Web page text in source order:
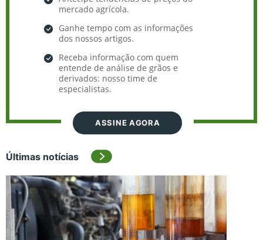
mercado agrícola.
Ganhe tempo com as informações
dos nossos artigos.
Receba informação com quem
entende de análise de grãos e
derivados: nosso time de
especialistas.
ASSINE AGORA
Últimas notícias